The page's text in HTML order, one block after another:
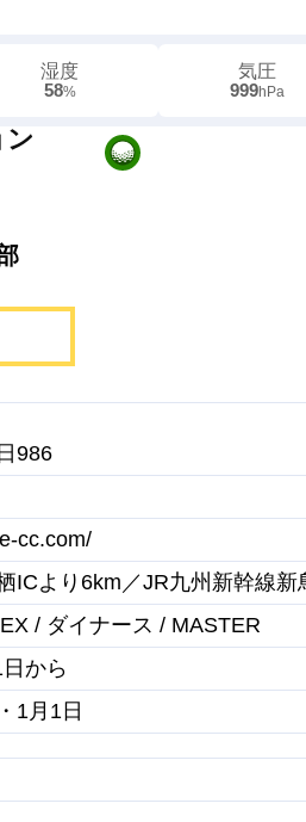
湿度
58%
気圧
999hPa
986
cc.com/
ICより6km／JR九州新幹線
/ ダイナース / MASTER
から
1月1日